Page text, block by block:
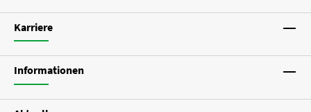
Karriere
Informationen